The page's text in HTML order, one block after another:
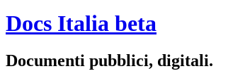
Docs Italia beta
Documenti pubblici, digitali.